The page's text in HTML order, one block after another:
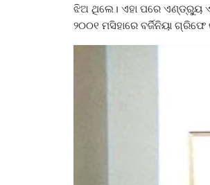
ଝିଅ ଥିଲେ। ଏହା ପରେ ଏଣ୍ଡ୍ର୍ୟୁ
୨୦୦୧ ମସିହାରେ ବର୍ଜିନିୟା